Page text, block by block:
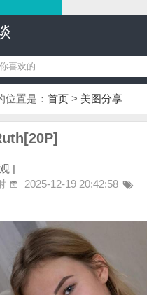
位置是： 首页 > 美图分享
|
2025-12-19 20:42:58